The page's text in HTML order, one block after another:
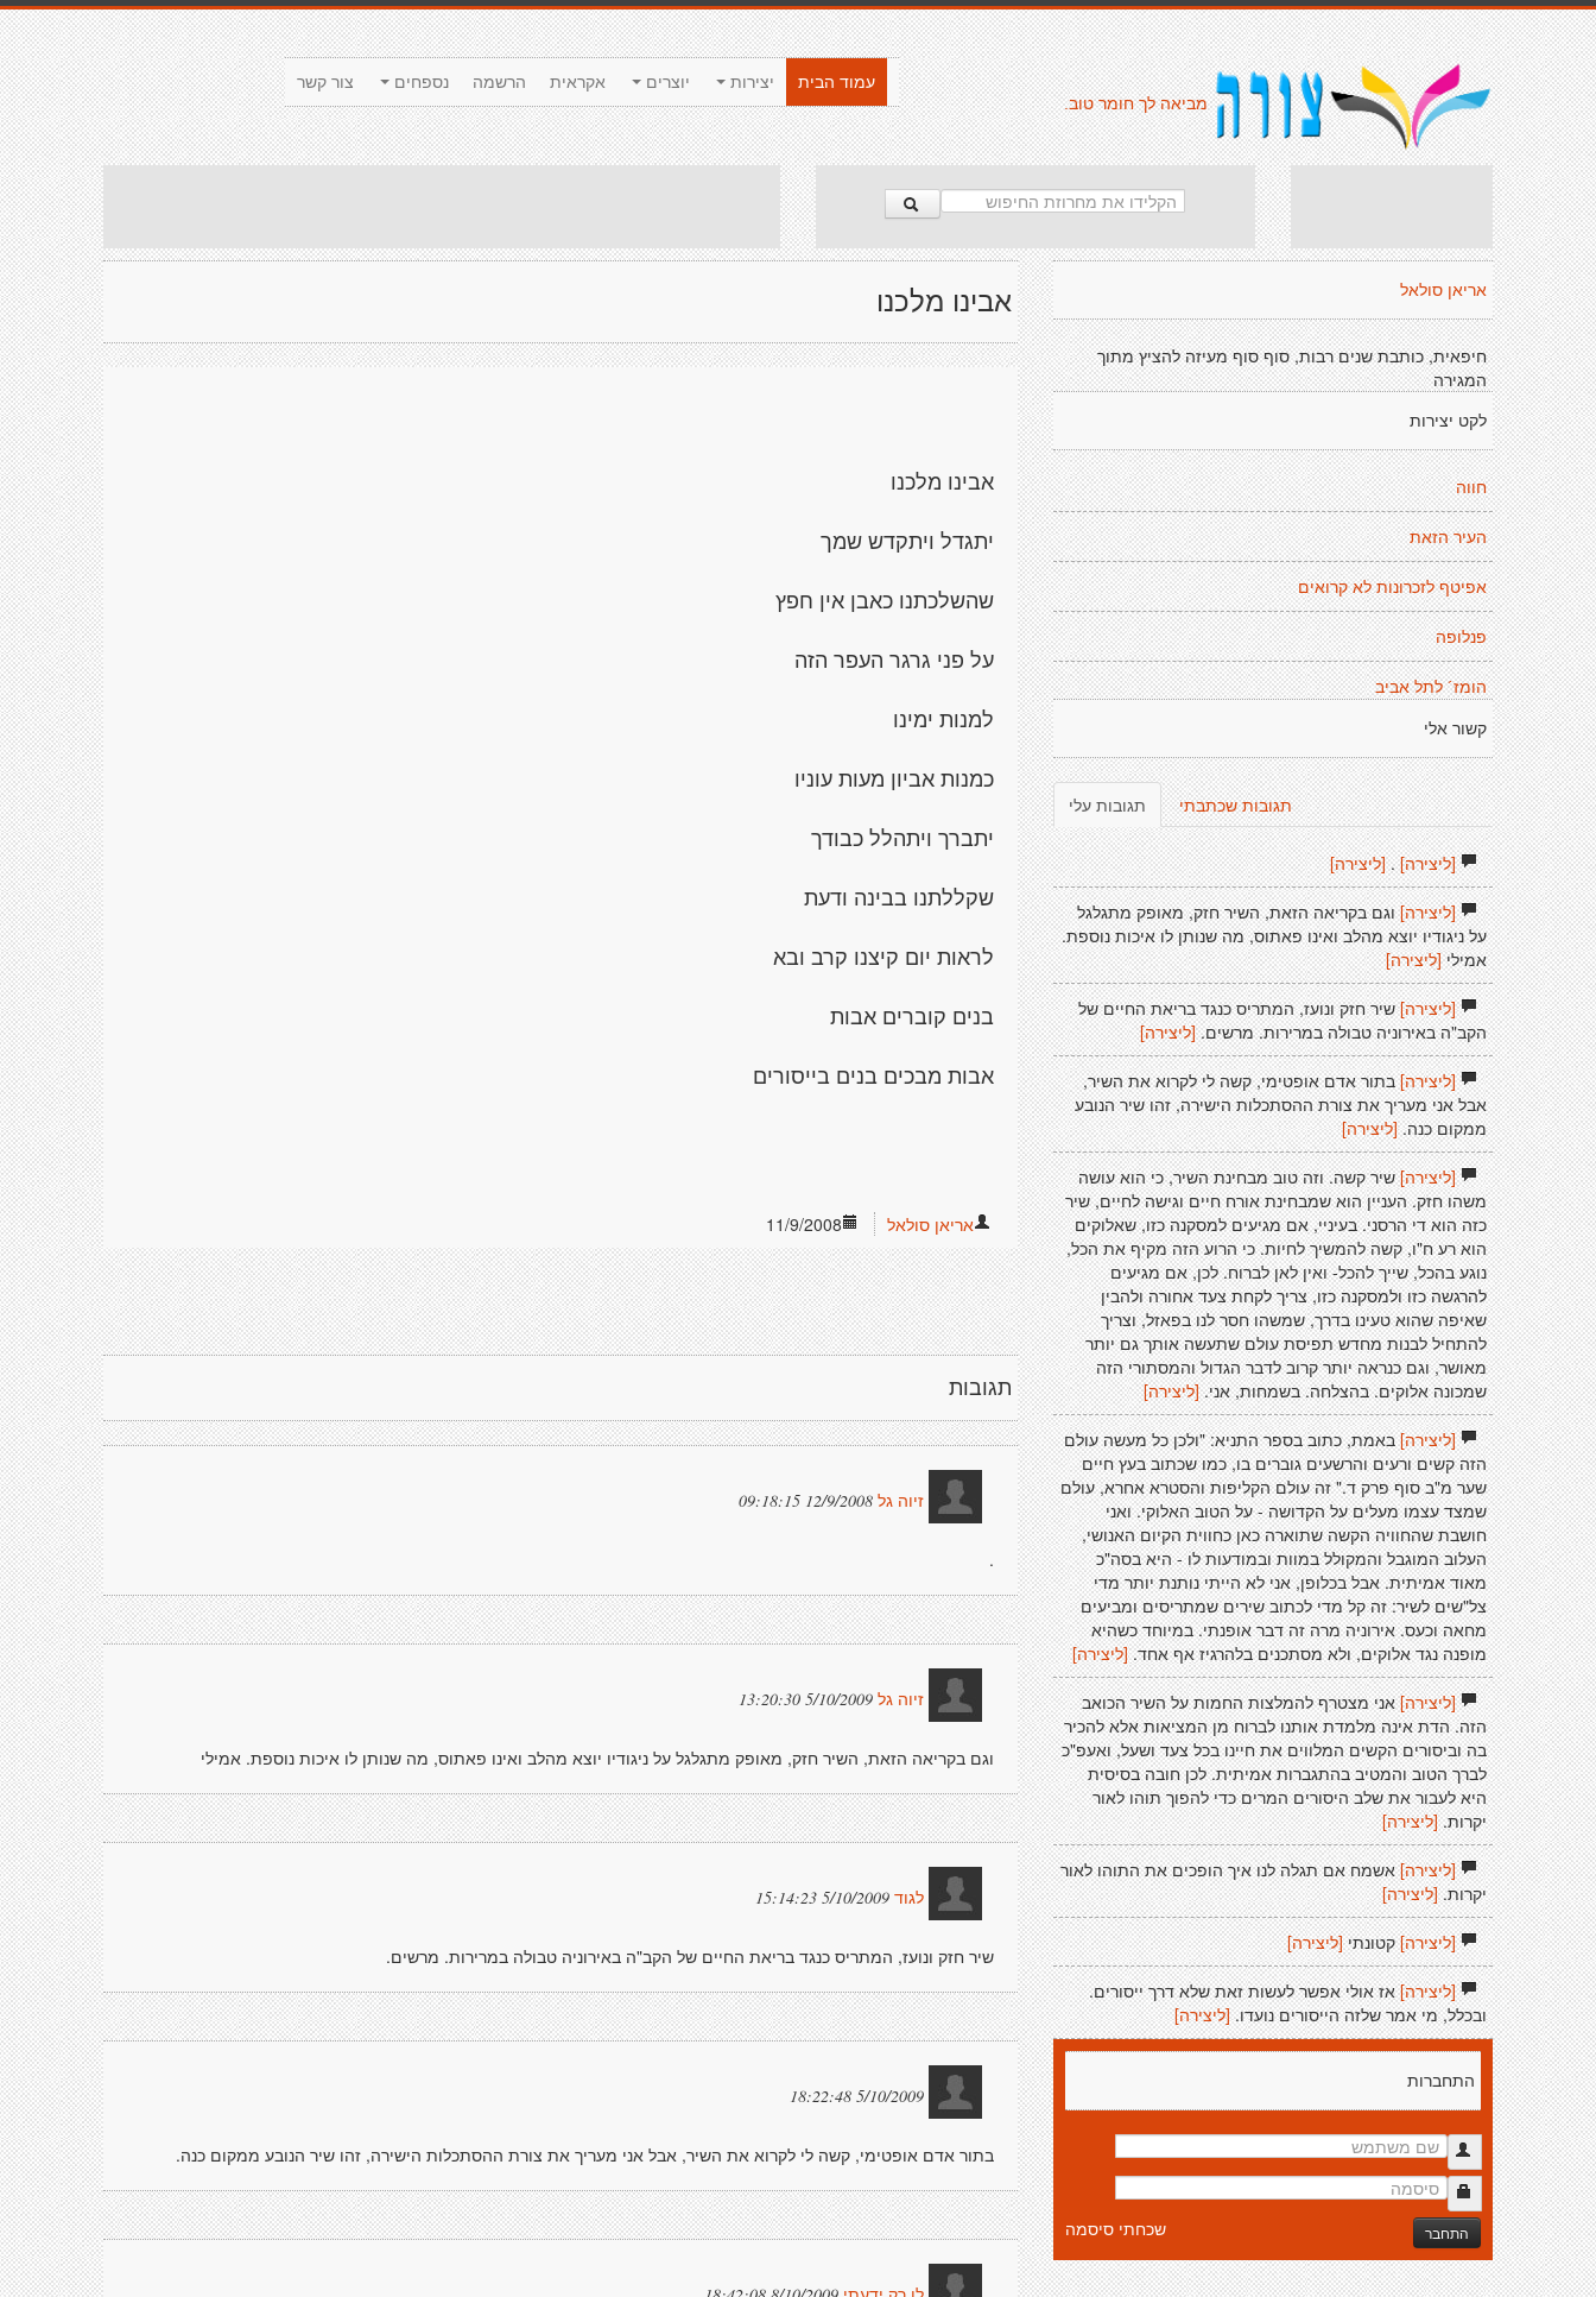
צור קשר נספחים הרשמה אקראית יוצרים יצירות
עמוד הבית
מביאה לך חומר טוב.
אבינו מלכנו
אבינו מלכנו
יתגדל ויתקדש שמך
שהשלכתנו כאבן אין חפץ
על פני גרגר העפר הזה
למנות ימינו
כמנות אביון מעות עוניו
יתברך ויתהלל כבודך
שקללתנו בבינה ודעת
לראות יום קיצנו קרב ובא
בנים קוברים אבות
אבות מבכים בנים בייסורים
11/9/2008 אריאן סולאל
תגובות
זיוה גל 12/9/2008 09:18:15
.
זיוה גל 5/10/2009 13:20:30
וגם בקריאה הזאת, השיר חזק, מאופק מתגלגל על ניגודיו יוצא מהלב ואינו פאתוס, מה שנותן לו איכות נוספת. אמילי
לגוד 5/10/2009 15:14:23
שיר חזק ונועז, המתריס כנגד בריאת החיים של הקב"ה באירוניה טבולה במרירות. מרשים.
5/10/2009 18:22:48
בתור אדם אופטימי, קשה לי לקרוא את השיר, אבל אני מעריך את צורת ההסתכלות הישירה, זהו שיר הנובע ממקום כנה.
אריאן סולאל
חיפאית, כותבת שנים רבות, סוף סוף מעיזה להציץ מתוך
המגירה
לקט יצירות
חווה
העיר הזאת
אפיטף לזכרונות לא קרואים
פנלופה
הומז´ לתל אביב
קשור אלי
תגובות עלי תגובות שכתבתי
[ליצירה]. [ליצירה]
[ליצירה]וגם בקריאה הזאת, השיר חזק, מאופק מתגלגל
על ניגודיו יוצא מהלב ואינו פאתוס, מה שנותן לו איכות נוספת.
אמילי [ליצירה]
[ליצירה]שיר חזק ונועז, המתריס כנגד בריאת החיים של
הקב"ה באירוניה טבולה במרירות. מרשים.[ליצירה]
[ליצירה]בתור אדם אופטימי, קשה לי לקרוא את השיר,
אבל אני מעריך את צורת ההסתכלות הישירה, זהו שיר הנובע
ממקום כנה. [ליצירה]
[ליצירה]שיר קשה. וזה טוב מבחינת השיר, כי הוא עושה
משהו חזק. העניין הוא שמבחינת אורח חיים וגישה לחיים, שיר
כזה הוא די הרסני. בעיניי, אם מגיעים למסקנה כזו, שאלוקים
הוא רע ח"ו, קשה להמשיך לחיות. כי הרוע הזה מקיף את הכל,
נוגע בהכל, שייך להכל- ואין לאן לברוח. לכן, אם מגיעים
להרגשה כזו ולמסקנה כזו, צריך לקחת צעד אחורה ולהבין
שאיפה שהוא טעינו בדרך, שמשהו חסר לנו בפאזל, וצריך
להתחיל לבנות מחדש תפיסת עולם שתעשה אותך גם יותר
מאושר, וגם כנראה יותר קרוב לדבר הגדול והמסתורי הזה
שמכונה אלוקים. בהצלחה. בשמחות, אני. [ליצירה]
[ליצירה]באמת, כתוב בספר התניא: "ולכן כל מעשה עולם
הזה קשים ורעים והרשעים גוברים בו, כמו שכתוב בעץ חיים
שער מ"ב סוף פרק ד." זה עולם הקליפות והסטרא אחרא, עולם
שמצד עצמו מעלים על הקדושה - על הטוב האלוקי. ואני
חושבת שהחוויה הקשה שתוארה כאן כחווית הקיום האנושי,
העלוב המוגבל והמקולל במוות ובמודעות לו - היא בסה"כ
מאוד אמיתית. אבל בכלופן, אני לא הייתי נותנת יותר מדי
צל"שים לשיר: זה קל מדי לכתוב שירים שמתריסים ומביעים
מחאה וכעס. אירוניה מרה זה דבר אופנתי. במיוחד כשהיא
מופנה נגד אלוקים, ולא מסתכנים בלהרגיז אף אחד. [ליצירה]
[ליצירה]אני מצטרף להמלצות החמות על השיר הכואב
הזה. הדת אינה מלמדת אותנו לברוח מן המציאות אלא להכיר
בה וביסורים הקשים המלווים את חיינו בכל צעד ושעל, ואעפ"כ
לברך הטוב והמטיב בהתגברות אמיתית. לכן חובה בסיסית
היא לעבור את שלב היסורים המרים כדי להפוך תוהו לאור
יקרות. [ליצירה]
[ליצירה]אשמח אם תגלה לנו איך הופכים את התוהו לאור
יקרות. [ליצירה]
[ליצירה]קטונתי [ליצירה]
[ליצירה]אז אולי אפשר לעשות זאת שלא דרך ייסורים.
ובכלל, מי אמר שלזה הייסורים נועדו. [ליצירה]
התחברות
התחבר שכחתי סיסמה